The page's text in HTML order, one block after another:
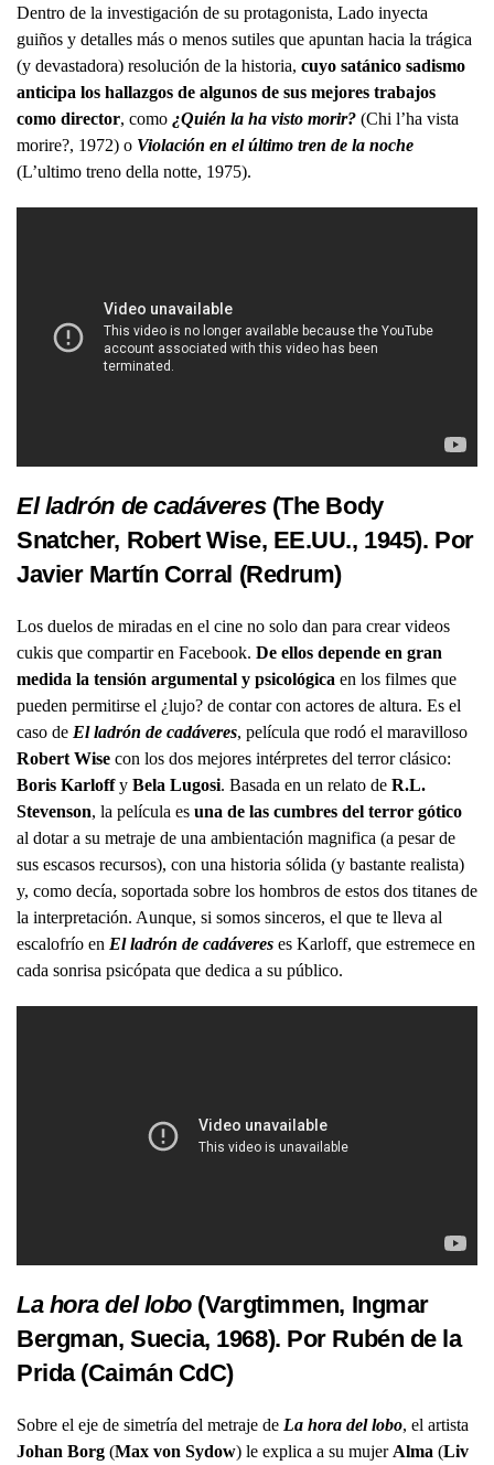
Dentro de la investigación de su protagonista, Lado inyecta
guiños y detalles más o menos sutiles que apuntan hacia la trágica
(y devastadora) resolución de la historia, cuyo satánico sadismo
anticipa los hallazgos de algunos de sus mejores trabajos
como director, como ¿Quién la ha visto morir? (Chi l’ha vista
morire?, 1972) o Violación en el último tren de la noche
(L’ultimo treno della notte, 1975).
El ladrón de cadáveres(The Body
Snatcher, Robert Wise, EE.UU., 1945). Por
Javier Martín Corral (Redrum)
Los duelos de miradas en el cine no solo dan para crear videos
cukis que compartir en Facebook. De ellos depende en gran
medida la tensión argumental y psicológica en los filmes que
pueden permitirse el ¿lujo? de contar con actores de altura. Es el
caso de El ladrón de cadáveres, película que rodó el maravilloso
Robert Wise con los dos mejores intérpretes del terror clásico:
Boris Karloffy Bela Lugosi. Basada en un relato de R.L.
Stevenson, la película es una de las cumbres del terror gótico
al dotar a su metraje de una ambientación magnifica (a pesar de
sus escasos recursos), con una historia sólida (y bastante realista)
y, como decía, soportada sobre los hombros de estos dos titanes de
la interpretación. Aunque, si somos sinceros, el que te lleva al
escalofrío en El ladrón de cadáveres es Karloff, que estremece en
cada sonrisa psicópata que dedica a su público.
La hora del lobo(Vargtimmen, Ingmar
Bergman, Suecia, 1968). Por Rubén de la
Prida (Caimán CdC)
Sobre el eje de simetría del metraje de La hora del lobo, el artista
Johan Borg (Max von Sydow) le explica a su mujer Alma (Liv